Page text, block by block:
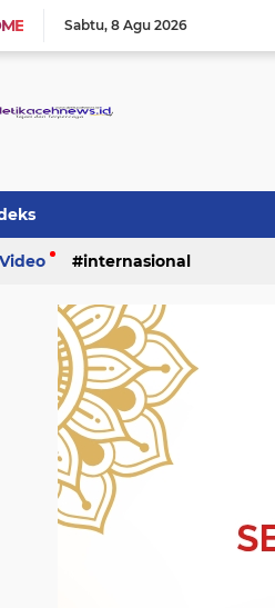
Sabtu 8 Agu 2026
Video internasional